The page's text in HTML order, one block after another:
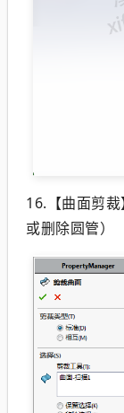
16.【曲面剪
或删除圆管）